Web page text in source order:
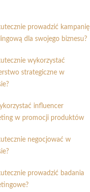
prowadzić kampanię
dla swojego biznesu?
wykorzystać
strategiczne w
influencer
w promocji produktów
negocjować w
prowadzić badania